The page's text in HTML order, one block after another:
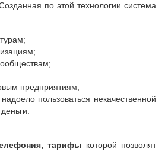
по этой технологии система
предприятиям;
пользоваться некачественной
тарифы которой позволят